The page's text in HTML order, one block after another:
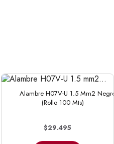
Alambre H07V-U 1.5 Mm2 Negro
(Rollo 100 Mts)
$29.495